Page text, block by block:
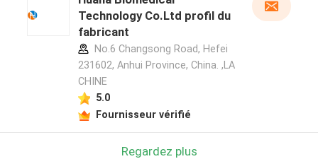
Technology Co.Ltd profil du
fabricant
No.6 Changsong Road, Hefei
231602, Anhui Province, China. ,LA
CHINE
5.0
Fournisseur vérifié
Regardez plus